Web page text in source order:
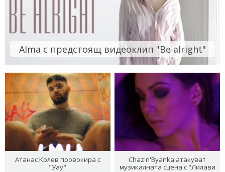
Alma с предстоящ видеоклип "Be alright"
Атанас Колев провокира с
"Уау"
Chaz'n'Byanka атакуват
музикалната сцена с "Лилави